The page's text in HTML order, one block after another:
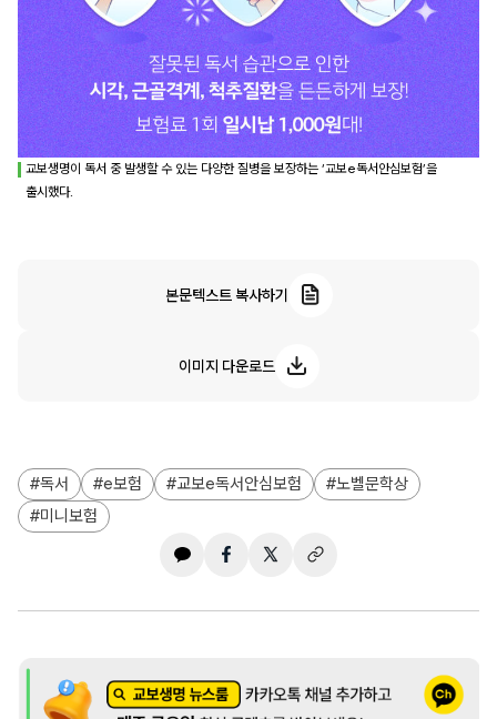
교보생명이 독서 중 발생할 수 있는 다양한 질병을 보장하는 ‘교보e독서안심보험’을
출시했다.
본문텍스트 복사하기
이미지 다운로드
독서 e보험 교보e독서안심보험
노벨문학상
미니보험